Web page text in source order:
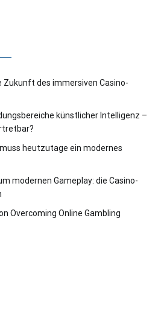
Zukunft des immersiven Casino-
künstlicher Intelligenz –
heutzutage ein modernes
modernen Gameplay: die Casino-
Overcoming Online Gambling